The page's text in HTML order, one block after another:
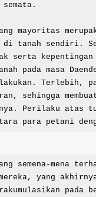
di tanah sendiri.
serta
pada masa
Terlebih,
sehingga
Perilaku atas
para petani
yang
pada